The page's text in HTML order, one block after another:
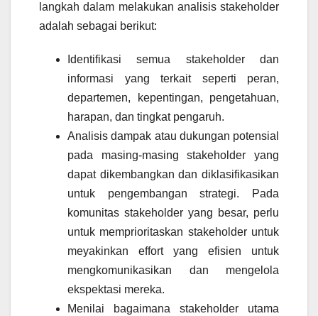
langkah dalam melakukan analisis stakeholder
adalah sebagai berikut:
Identifikasi semua stakeholder dan
informasi yang terkait seperti peran,
departemen, kepentingan, pengetahuan,
harapan, dan tingkat pengaruh.
Analisis dampak atau dukungan potensial
pada masing-masing stakeholder yang
dapat dikembangkan dan diklasifikasikan
untuk pengembangan strategi. Pada
komunitas stakeholder yang besar, perlu
untuk memprioritaskan stakeholder untuk
meyakinkan effort yang efisien untuk
mengkomunikasikan dan mengelola
ekspektasi mereka.
Menilai bagaimana stakeholder utama